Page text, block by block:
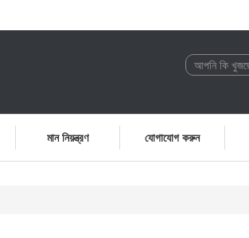
মান নিয়ন্ত্রণ যোগাযোগ করুন